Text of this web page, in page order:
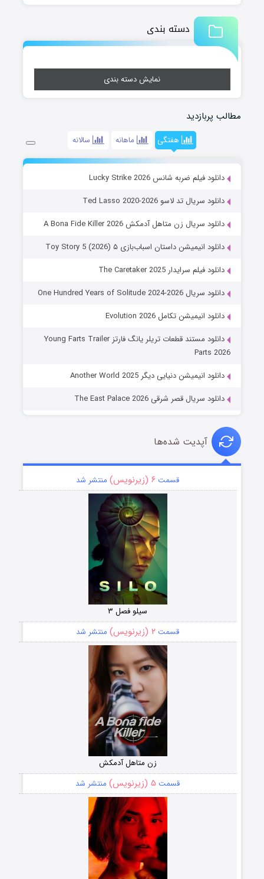
دسته بندی
نمایش دسته بندی
مطالب پربازدید
هفتگی ماهانه سالانه
دانلود فیلم ضربه شانس Lucky Strike 2026
دانلود سریال تد لاسو Ted Lasso 2020-2026
دانلود سریال زن متاهل آدمکش A Bona Fide Killer 2026
دانلود انیمیشن داستان اسباب‌بازی ۵ Toy Story 5 (2026)
دانلود فیلم سرایدار The Caretaker 2025
دانلود سریال One Hundred Years of Solitude 2024-2026
دانلود انیمیشن تکامل Evolution 2026
دانلود مستند قطعات تریلر یانگ فارتز Young Farts Trailer
Parts 2026
دانلود انیمیشن دنیایی دیگر Another World 2025
دانلود سریال قصر شرقی The East Palace 2026
آپدیت شده‌ها
قسمت ۶ (زیرنویس) منتشر شد
سیلو فصل ۳
قسمت ۲ (زیرنویس) منتشر شد
زن متاهل آدمکش
قسمت ۵ (زیرنویس) منتشر شد